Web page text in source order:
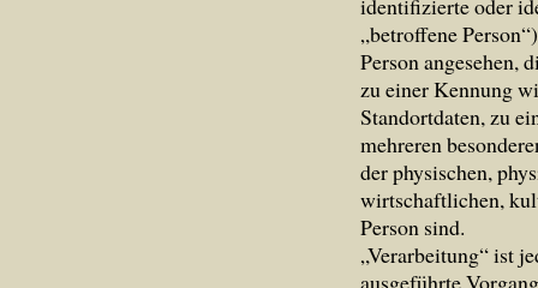
identifizierte oder
„betroffene
Person angesehen,
zu einer Kennung
Standortdaten, zu
mehreren
der physischen,
wirtschaftlichen,
Person sind.
„Verarbeitung“ ist
ausgeführte